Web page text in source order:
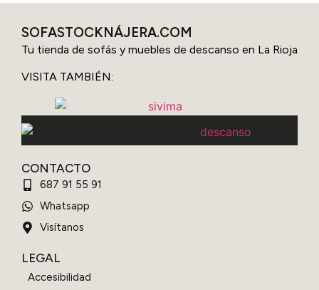
SOFASTOCKNÁJERA.COM
Tu tienda de sofás y muebles de descanso en La Rioja
VISITA TAMBIÉN:
CONTACTO
687 91 55 91
Whatsapp
Visítanos
LEGAL
Accesibilidad